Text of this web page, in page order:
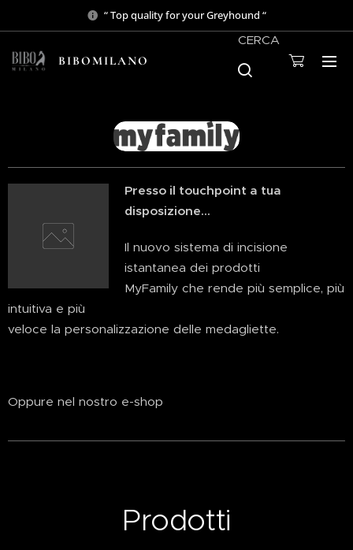
“ Top quality for your Greyhound “
BIBOMILANO
CERCA
Presso il touchpoint a tua
disposizione...
Il nuovo sistema di incisione
istantanea dei prodotti
MyFamily che rende più semplice, più
intuitiva e più
veloce la personalizzazione delle medagliette.
Oppure nel nostro e-shop
Prodotti